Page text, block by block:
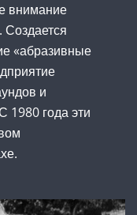
внимание
Создается
«абразивные
и
1980 года эти